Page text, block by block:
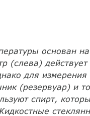
основан
(слева)
для измерения
(резервуар) и
спирт,